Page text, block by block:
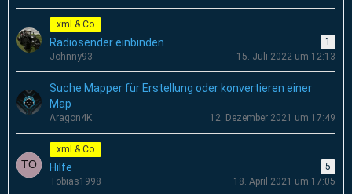
.xml & Co.
Radiosender einbinden
1
Johnny93
15. Juli 2022 um 12:13
Suche Mapper für Erstellung oder konvertieren einer
Map
Aragon4K 12. Dezember 2021 um 17:49
.xml & Co.
Hilfe
5
Tobias1998
18. April 2021 um 17:05